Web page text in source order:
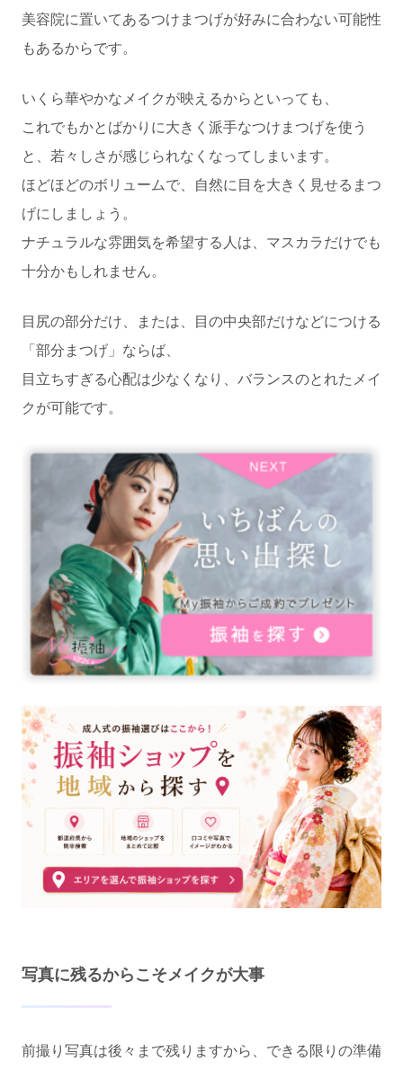
美容院に置いてあるつけまつげが好みに合わない可能性
もあるからです。
いくら華やかなメイクが映えるからといっても、
これでもかとばかりに大きく派手なつけまつげを使う
と、若々しさが感じられなくなってしまいます。
ほどほどのボリュームで、自然に目を大きく見せるまつ
げにしましょう。
ナチュラルな雰囲気を希望する人は、マスカラだけでも
十分かもしれません。
目尻の部分だけ、または、目の中央部だけなどにつける
「部分まつげ」ならば、
目立ちすぎる心配は少なくなり、バランスのとれたメイ
クが可能です。
写真に残るからこそメイクが大事
前撮り写真は後々まで残りますから、できる限りの準備